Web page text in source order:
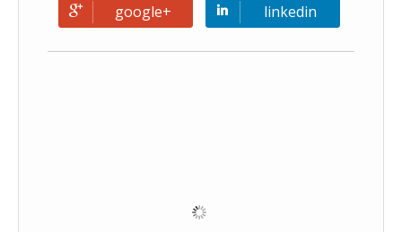
google+
linkedin